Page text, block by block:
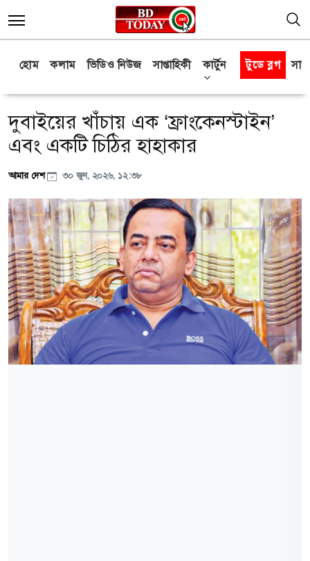
হোম কলাম ভিডিও নিউজ সাপ্তাহিকী কার্টুন টুডে ব্লগ
দুবাইয়ের খাঁচায় এক ‘ফ্রাংকেনস্টাইন’
এবং একটি চিঠির হাহাকার
আমার দেশ ৩০ জুন, ২০২৬, ১২:৩৮